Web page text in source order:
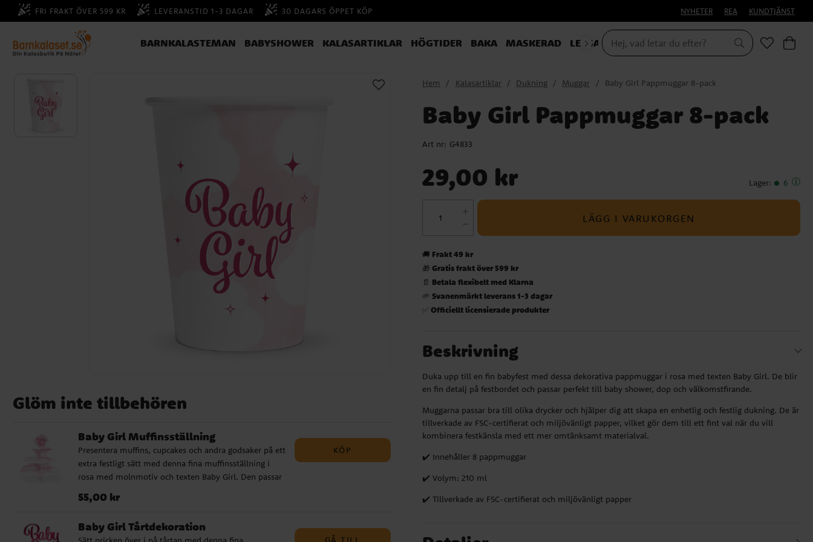
FRI FRAKT ÖVER 599 KR LEVERANSTID 1-3 DAGAR 30 DAGARS ÖPPET KÖP NYHETER REA KUNDTJÄNST
BARNKALASTEMAN BABYSHOWER KALASARTIKLAR HÖGTIDER BAKA MASKERAD LEKSAKER & PRESENTER
Glöm inte tillbehören
Baby Girl Muffinsställning
Presentera muffins, cupcakes och andra godsaker på ett
extra festligt sätt med denna fina muffinsställning i
rosa med molnmotiv och texten Baby Girl. Den passar
firanden där du vill skapa ett sött och genomtänkt
samtidigt som den gör det enkelt att lyfta fram
Pris :55,00 kr
55,00 kr
KÖP
Baby Girl Tårtdekoration
GÅ TILL
Hem Kalasartiklar Dukning Muggar Baby Girl Pappmuggar 8-pack
Baby Girl Pappmuggar 8-pack
Art nr: G4833
29,00 kr Lager: 6
LÄGG I VARUKORGEN
🚚 Frakt 49 kr
🎁Gratis frakt över 599 kr
📄 Betala flexibelt med Klarna
🌱Svanenmärkt leverans 1-3 dagar
✅Officiellt licensierade produkter
Beskrivning
Duka upp till en fin babyfest med dessa dekorativa pappmuggar i rosa med texten Baby Girl. De blir
en fin detalj på festbordet och passar perfekt till baby shower, dop och välkomstfirande.
Muggarna passar bra till olika drycker och hjälper dig att skapa en enhetlig och festlig dukning. De är
tillverkade av FSC-certifierat och miljövänligt papper, vilket gör dem till ett fint val när du vill
kombinera festkänsla med ett mer omtänksamt materialval.
✔️ Innehåller 8 pappmuggar
✔️ Volym: 210 ml
✔️ Tillverkade av FSC-certifierat och miljövänligt papper